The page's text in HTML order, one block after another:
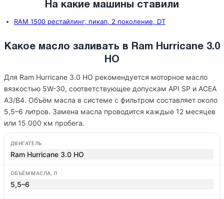
На какие машины ставили
RAM 1500 рестайлинг, пикап, 2 поколение, DT
Какое масло заливать в Ram Hurricane 3.0
HO
Для Ram Hurricane 3.0 HO рекомендуется моторное масло
вязкостью 5W-30, соответствующее допускам API SP и ACEA
A3/B4. Объём масла в системе с фильтром составляет около
5,5–6 литров. Замена масла проводится каждые 12 месяцев
или 15 000 км пробега.
ДВИГАТЕЛЬ
Ram Hurricane 3.0 HO
ОБЪЁМ МАСЛА, Л
5,5–6